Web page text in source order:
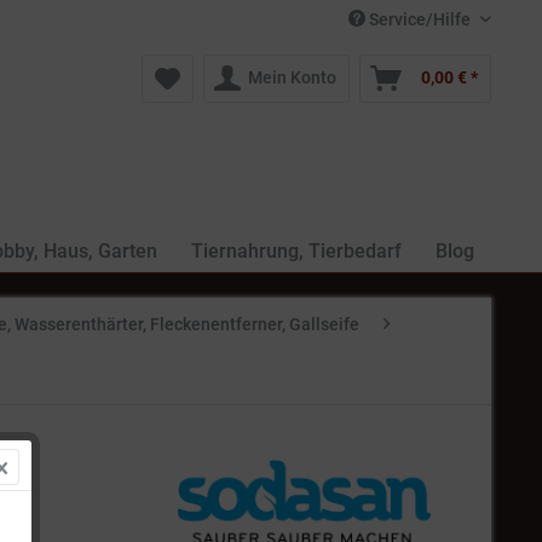
Service/Hilfe
Mein Konto 0,00 € *
Haus, Garten Tiernahrung, Tierbedarf Blog
Wasserenthärter, Fleckenentferner, Gallseife